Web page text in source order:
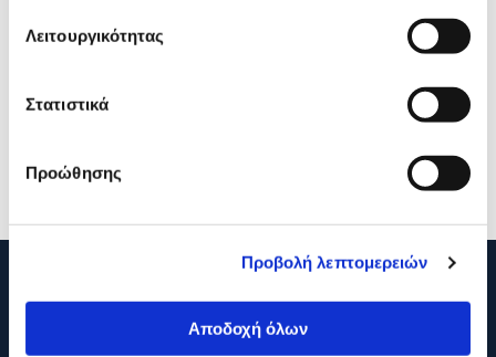
Λειτουργικότητας
Στατιστικά
Προώθησης
Προβολή λεπτομερειών
Αποδοχή όλων
Microsoft Xbox Wireless
Προσθήκη
Microsoft Xbox Wireless
210 2895000